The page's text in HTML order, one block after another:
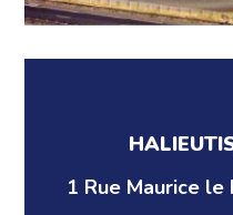
1 Rue Maurice